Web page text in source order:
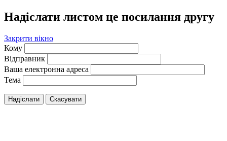
Надіслати листом це посилання другу
Закрити вікно
Кому
Відправник
Ваша електронна адреса
Тема
Надіслати Скасувати